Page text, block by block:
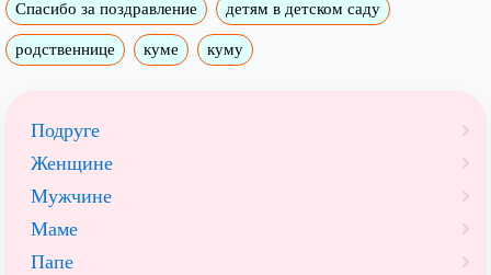
Спасибо за поздравление детям в детском саду
родственнице куме куму
Подруге
Женщине
Мужчине
Маме
Папе